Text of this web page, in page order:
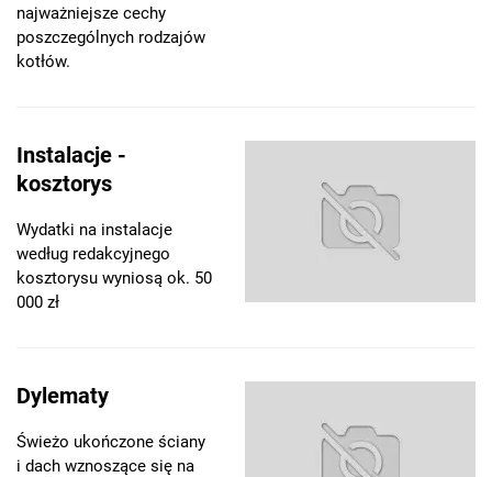
najważniejsze cechy
poszczególnych rodzajów
kotłów.
Instalacje -
kosztorys
Wydatki na instalacje
według redakcyjnego
kosztorysu wyniosą ok. 50
000 zł
Dylematy
Świeżo ukończone ściany
i dach wznoszące się na